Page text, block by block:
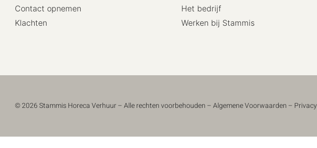
Contact opnemen
Klachten
Het bedrijf
Werken bij Stammis
© 2026 Stammis Horeca Verhuur – Alle rechten voorbehouden –Algemene Voorwaarden– Privacy